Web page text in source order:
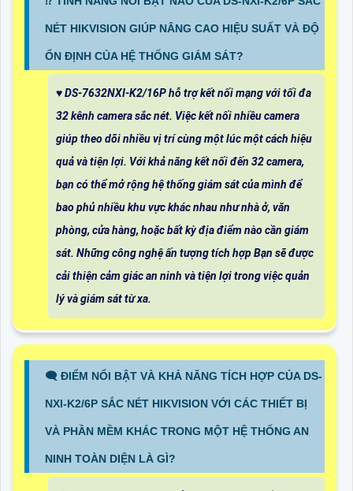
NÉT HIKVISION GIÚP NÂNG CAO HIỆU SUẤT VÀ ĐỘ
ỔN ĐỊNH CỦA HỆ THỐNG GIÁM SÁT?
♥️ DS-7632NXI-K2/16P hỗ trợ kết nối mạng với tối đa
32 kênh camera sắc nét. Việc kết nối nhiều camera
giúp theo dõi nhiều vị trí cùng một lúc một cách hiệu
quả và tiện lợi. Với khả năng kết nối đến 32 camera,
bạn có thể mở rộng hệ thống giám sát của mình để
bao phủ nhiều khu vực khác nhau như nhà ở, văn
phòng, cửa hàng, hoặc bất kỳ địa điểm nào cần giám
sát. Những công nghệ ấn tượng tích hợp Bạn sẽ được
cải thiện cảm giác an ninh và tiện lợi trong việc quản
lý và giám sát từ xa.
🗨️ ĐIỂM NỔI BẬT VÀ KHẢ NĂNG TÍCH HỢP CỦA DS-
NXI-K2/6P SẮC NÉT HIKVISION VỚI CÁC THIẾT BỊ
VÀ PHẦN MỀM KHÁC TRONG MỘT HỆ THỐNG AN
NINH TOÀN DIỆN LÀ GÌ?